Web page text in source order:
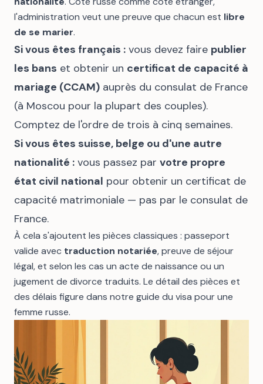
l'administration veut une preuve que chacun est libre
de se marier.
Si vous êtes français : vous devez faire publier
les bans et obtenir un certificat de capacité à
mariage (CCAM) auprès du consulat de France
(à Moscou pour la plupart des couples).
Comptez de l'ordre de trois à cinq semaines.
Si vous êtes suisse, belge ou d'une autre
nationalité : vous passez par votre propre
état civil national pour obtenir un certificat de
capacité matrimoniale — pas par le consulat de
France.
À cela s'ajoutent les pièces classiques : passeport
valide avec traduction notariée, preuve de séjour
légal, et selon les cas un acte de naissance ou un
jugement de divorce traduits. Le détail des pièces et
des délais figure dans notre guide du visa pour une
femme russe.